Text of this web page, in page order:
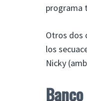
programa
Otros dos
los
Nicky